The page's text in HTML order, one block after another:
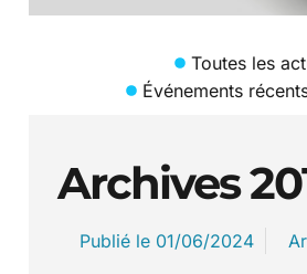
Toutes les
Événements
Archives
Publié le 01/06/2024